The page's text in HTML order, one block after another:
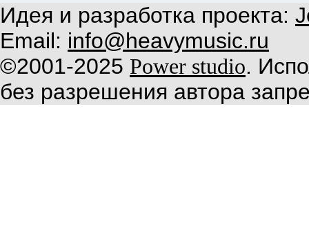
Идея и разработка проекта:
Email: info@heavymusic.ru
©2001-2025 Power studio.
без разрешения автора